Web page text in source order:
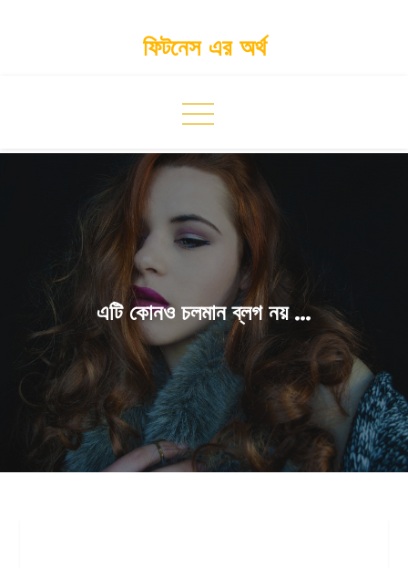
ফিটনেস এর অর্থ
এটি কোনও চলমান ব্লগ নয় …